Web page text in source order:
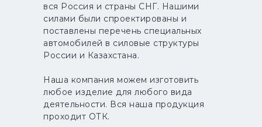
вся Россия и страны СНГ. Нашими
силами были спроектированы и
поставлены перечень специальных
автомобилей в силовые структуры
России и Казахстана.
Наша компания можем изготовить
любое изделие для любого вида
деятельности. Вся наша продукция
проходит ОТК.